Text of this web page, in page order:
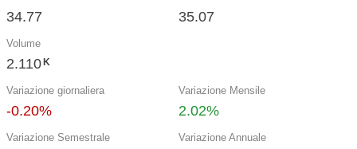
34.77 35.07
Volume
2.110 K
Variazione giornaliera
-0.20%
Variazione Mensile
2.02%
Variazione Semestrale Variazione Annuale